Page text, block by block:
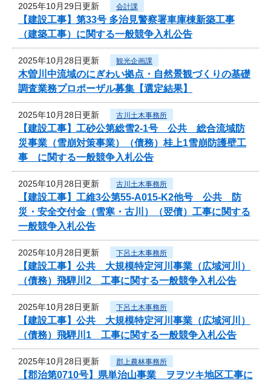
2025年10月29日更新 会計課
【建設工事】第33号 多治見警察署車庫棟新築工事
（建築工事）に関する一般競争入札公告
2025年10月28日更新 観光企画課
木曽川中流域のにぎわい拠点・自然景観づくりの基礎
調査業務プロポーザル募集【選定結果】
2025年10月28日更新 古川土木事務所
【建設工事】工砂公第総雪2-1号 公共 総合流域防
災事業（雪崩対策事業）（債務）桂上1雪崩防護壁工
事 に関する一般競争入札公告
2025年10月28日更新 古川土木事務所
【建設工事】工維3公第55-A015-K2他号 公共 防
災・安全交付金（雪寒・古川）（翌債）工事に関する
一般競争入札公告
2025年10月28日更新 下呂土木事務所
【建設工事】公共 大規模特定河川事業（広域河川）
（債務）飛騨川2 工事に関する一般競争入札公告
2025年10月28日更新 下呂土木事務所
【建設工事】公共 大規模特定河川事業（広域河川）
（債務）飛騨川1 工事に関する一般競争入札公告
2025年10月28日更新 郡上農林事務所
【郡治第0710号】県単治山事業 ヲヲツキ地区工事に